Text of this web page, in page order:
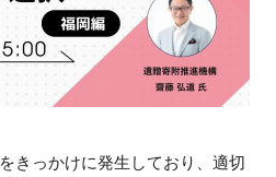
きっかけに発生しており、 適切